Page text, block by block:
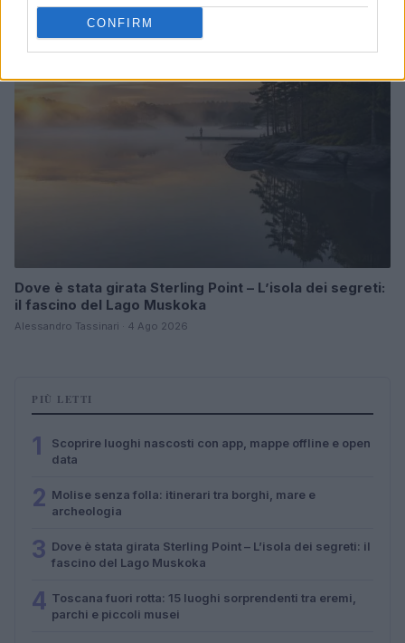
CONFIRM
LUOGHI DA VEDERE
Dove è stata girata Sterling Point – L’isola dei segreti:
il fascino del Lago Muskoka
Alessandro Tassinari · 4 Ago 2026
PIÙ LETTI
1
Scoprire luoghi nascosti con app, mappe offline e open
data
2 Molise senza folla: itinerari tra borghi, mare e
archeologia
3 Dove è stata girata Sterling Point – L’isola dei segreti: il
fascino del Lago Muskoka
4 Toscana fuori rotta: 15 luoghi sorprendenti tra eremi,
parchi e piccoli musei